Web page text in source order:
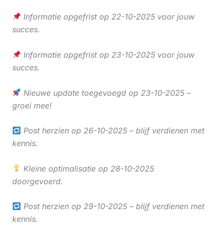
Informatie opgefrist op 22-10-2025 voor jouw
succes.
Informatie opgefrist op 23-10-2025 voor jouw
succes.
Nieuwe update toegevoegd op 23-10-2025 –
groei mee!
Post herzien op 26-10-2025 – blijf verdienen met
kennis.
Kleine optimalisatie op 28-10-2025
doorgevoerd.
Post herzien op 29-10-2025 – blijf verdienen met
kennis.